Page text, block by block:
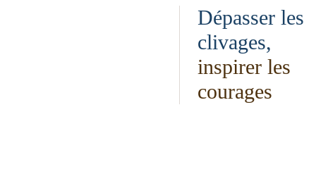
Dépasser les
clivages,
inspirer les
courages